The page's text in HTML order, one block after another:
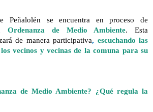
Peñalolén se encuentra en proceso de
Ordenanza de Medio Ambiente. Esta
de manera participativa, escuchando las
vecinos y vecinas de la comuna para su
de Medio Ambiente? ¿Qué regula la